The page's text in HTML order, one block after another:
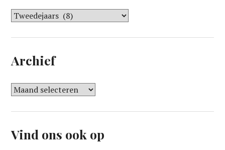
C
t
g
r
i
e
n
Archief
A
c
iVind ons ook op